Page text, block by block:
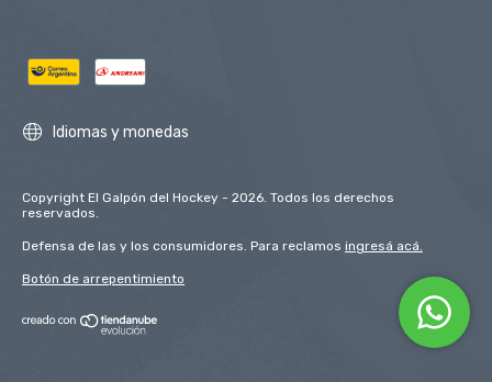
Idiomas y monedas
Copyright El Galpón del Hockey - 2026. Todos los derechos
reservados.
Defensa de las y los consumidores. Para reclamos ingresá acá.
Botón de arrepentimiento